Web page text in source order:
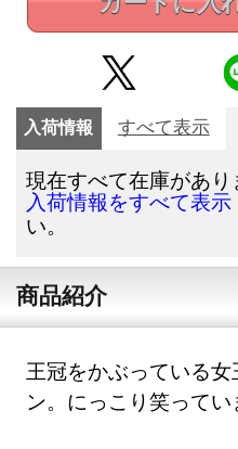
入荷情報 すべて表示
現在すべて在庫があり
入荷情報をすべて表示
い。
商品紹介
王冠をかぶっている
ン。にっこり笑ってい